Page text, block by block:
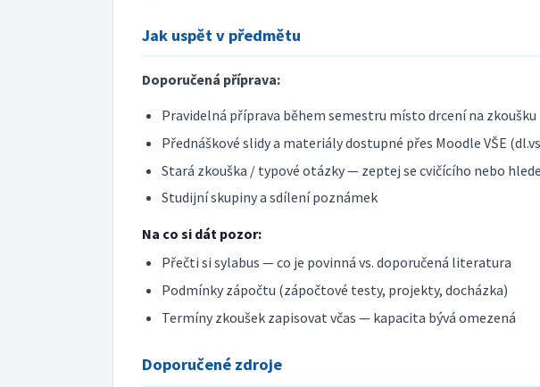
Jak uspět v předmětu
Doporučená příprava:
Pravidelná příprava během semestru místo drcení na zkoušku
Přednáškové slidy a materiály dostupné přes Moodle VŠE
Stará zkouška / typové otázky — zeptej se cvičícího nebo
Studijní skupiny a sdílení poznámek
Na co si dát pozor:
Přečti si sylabus — co je povinná vs. doporučená literatura
Podmínky zápočtu (zápočtové testy, projekty, docházka)
Termíny zkoušek zapisovat včas — kapacita bývá omezená
Doporučené zdroje